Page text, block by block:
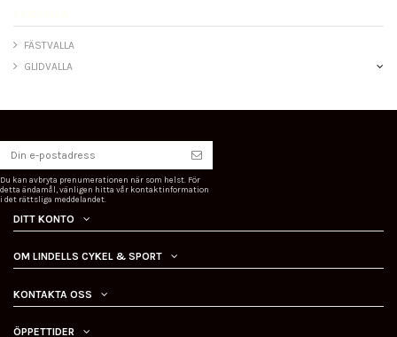
FÄSTVALLA
GLIDVALLA
Du kan avbryta prenumerationen när som helst. För
detta ändamål, vänligen hitta vår kontaktinformation
i det rättsliga meddelandet.
DITT KONTO
OM LINDELLS CYKEL & SPORT
KONTAKTA OSS
ÖPPETTIDER